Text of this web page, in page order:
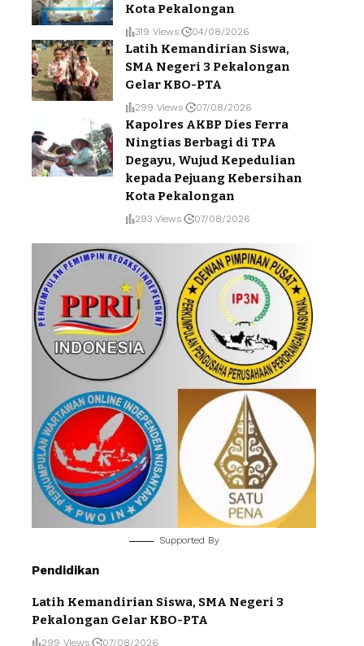
Kota Pekalongan
319 Views 04/08/2026
Latih Kemandirian Siswa,
SMA Negeri 3 Pekalongan
Gelar KBO-PTA
299 Views 07/08/2026
Kapolres AKBP Dies Ferra
Ningtias Berbagi di TPA
Degayu, Wujud Kepedulian
kepada Pejuang Kebersihan
Kota Pekalongan
293 Views 07/08/2026
Supported By
Pendidikan
Latih Kemandirian Siswa, SMA Negeri 3
Pekalongan Gelar KBO-PTA
299 Views 07/08/2026